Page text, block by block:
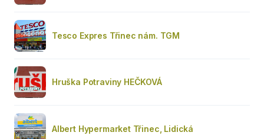
Tesco Expres Třinec nám. TGM
Hruška Potraviny HEČKOVÁ
Albert Hypermarket Třinec, Lidická